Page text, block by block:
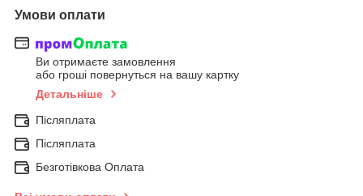
Умови оплати
Ви отримаєте замовлення
або гроші повернуться на вашу картку
Детальніше
Післяплата
Післяплата
Безготівкова Оплата